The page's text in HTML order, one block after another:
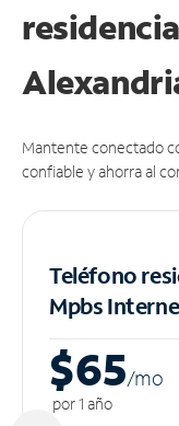
Mantente conectado
confiable y ahorra al
Teléfono
Mpbs
$65/mo
por 1 año